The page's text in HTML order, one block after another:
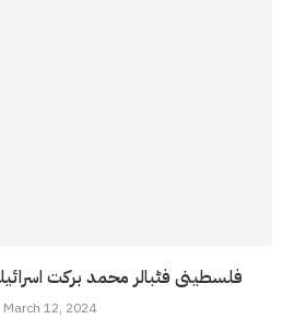
فلسطینی فٹبالر محمد برکت
March 12, 2024